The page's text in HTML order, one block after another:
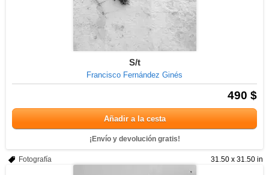
S/t
Francisco Fernández Ginés
490 $
Añadir a la cesta
¡Envío y devolución gratis!
31.50 x 31.50 in
Fotografía